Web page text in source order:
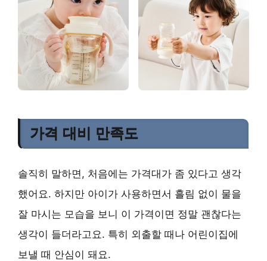
가격 대비 만족도
솔직히 말하면, 처음에는 가격대가 좀 있다고 생각
했어요. 하지만 아이가 사용하면서 흘림 없이 물을
잘 마시는 모습을 보니 이 가격이면 정말 괜찮다는
생각이 들더라고요. 특히 외출할 때나 어린이집에
보낼 때 안심이 돼요.